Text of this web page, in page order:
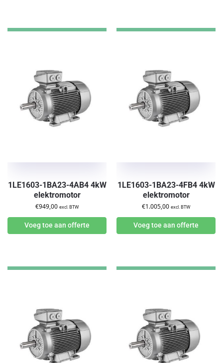
1LE1603-1BA23-4AB4 4kW
elektromotor
€949,00 excl. BTW
Voeg toe aan offerte
1LE1603-1BA23-4FB4 4kW
elektromotor
€1.005,00 excl. BTW
Voeg toe aan offerte